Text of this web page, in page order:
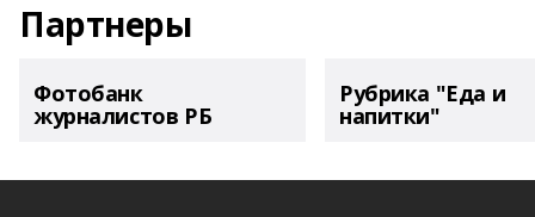
Партнеры
Фотобанк
журналистов РБ
Рубрика "Еда и
напитки"